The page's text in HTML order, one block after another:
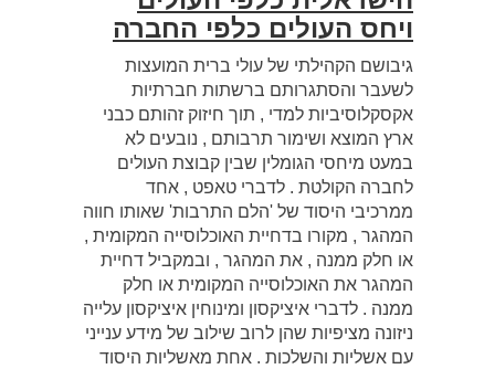
ויחס העולים כלפי החברה
גיבושם הקהילתי של עולי ברית המועצות
לשעבר והסתגרותם ברשתות חברתיות
אקסקלוסיביות למדי , תוך חיזוק זהותם כבני
ארץ המוצא ושימור תרבותם , נובעים לא
במעט מיחסי הגומלין שבין קבוצת העולים
לחברה הקולטת . לדברי טאפט , אחד
ממרכיבי היסוד של 'הלם התרבות' שאותו חווה
המהגר , מקורו בדחיית האוכלוסייה המקומית ,
או חלק ממנה , את המהגר , ובמקביל דחיית
המהגר את האוכלוסייה המקומית או חלק
ממנה . לדברי איציקסון ומינוחין איציקסון עלייה
ניזונה מציפיות שהן לרוב שילוב של מידע ענייני
עם אשליות והשלכות . אחת מאשליות היסוד